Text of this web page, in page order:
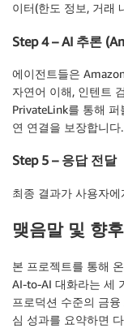
이터(한도 정보, 거래
Step 4 – AI 추론
에이전트들은
자연어 이해, 인텐트
PrivateLink를 통해
연 연결을 보장합니다.
Step 5 – 응답 전달
최종 결과가 사용자
맺음말 및 향
본 프로젝트를 통해
AI-to-AI 대화라는 세
프로덕션 수준의 금
심 성과를 요약하면